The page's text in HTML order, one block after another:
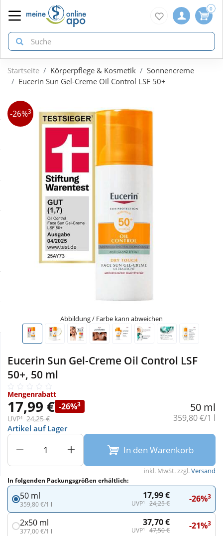
zurück
ÜBERSICHT AKTIONEN
Aktuelle Coupons
Neuheiten
Schnäppchen
Täglich gut versorgt
zurück
ÜBERSICHT KATEGORIEN
Körperpflege & Kosmetik
Liebe & Erotik
Nahrungsergänzung
Sanitätshaus
Sport & Fitness
Wellness
zurück
ÜBERSICHT MARKEN
Aliud Pharma
0
Startseite Körperpflege & Kosmetik
Sonnencreme
Eucerin Sun Gel-Creme Oil Control LSF 50+
-26%3
Abbildung / Farbe kann abweichen
Eucerin Sun Gel-Creme Oil Control LSF
50+, 50 ml
Mengenrabatt
17,99 € -26%3
UVP¹ 24,25 €
50 ml
Grundpreis:
359,80 €/1 l
Artikel auf Lager
In den Warenkorb
inkl. MwSt. zzgl.Versand
In folgenden Packungsgrößen erhältlich:
50 ml
359,80 €/1 l
17,99 €
UVP¹ 24,25 € -26%3
2x50 ml
377,00 €/1 l
37,70 €
UVP¹ 47,50 € -21%3